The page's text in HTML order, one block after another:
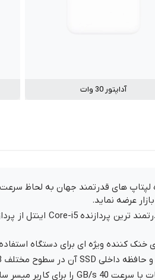
آداپتور 30 وات
لپتاپ های قدرتمند جهان به لحاظ
عرضه نماید.
کننده ویژه ای برای دستگاه